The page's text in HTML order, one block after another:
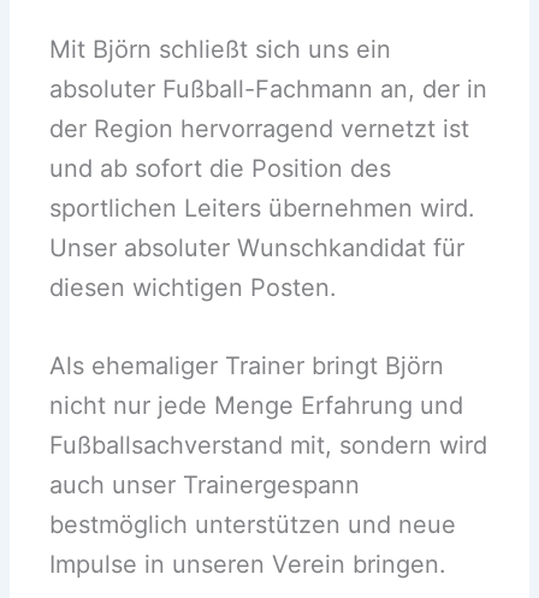
Mit Björn schließt sich uns ein
absoluter Fußball-Fachmann an, der in
der Region hervorragend vernetzt ist
und ab sofort die Position des
sportlichen Leiters übernehmen wird.
Unser absoluter Wunschkandidat für
diesen wichtigen Posten.
Als ehemaliger Trainer bringt Björn
nicht nur jede Menge Erfahrung und
Fußballsachverstand mit, sondern wird
auch unser Trainergespann
bestmöglich unterstützen und neue
Impulse in unseren Verein bringen.